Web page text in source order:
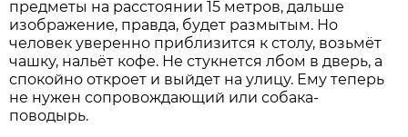
предметы на расстоянии 15 метров, дальше
изображение, правда, будет размытым. Но
человек уверенно приблизится к столу, возьмёт
чашку, нальёт кофе. Не стукнется лбом в дверь, а
спокойно откроет и выйдет на улицу. Ему теперь
не нужен сопровождающий или собака-
поводырь.